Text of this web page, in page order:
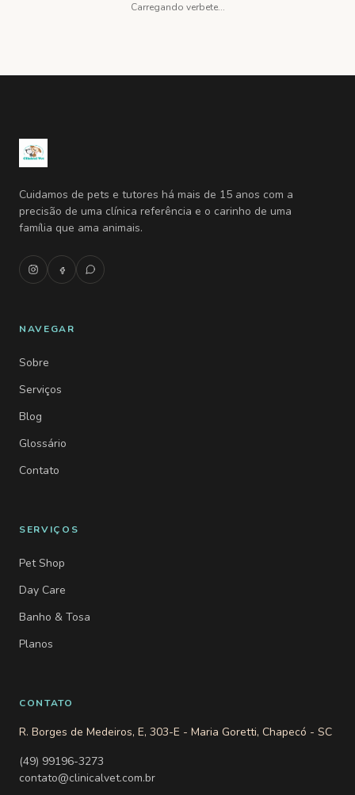
Carregando verbete...
Cuidamos de pets e tutores há mais de 15 anos com a
precisão de uma clínica referência e o carinho de uma
família que ama animais.
NAVEGAR
Sobre
Serviços
Blog
Glossário
Contato
SERVIÇOS
Pet Shop
Day Care
Banho & Tosa
Planos
CONTATO
R. Borges de Medeiros, E, 303-E - Maria Goretti, Chapecó - SC
(49) 99196-3273
contato@clinicalvet.com.br